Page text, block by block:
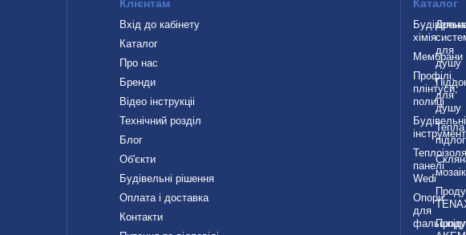
Клієнтам
Вхід до кабінету
Каталог
Про нас
Бренди
Відео інструкціі
Технічний розділ
Блог
Об'єкти
Будівельні рішення
Оплата і доставка
Контакти
Каталог
хімія
Мембрани
Профілі,
плінтуси,
полиці
Будівельні
панелі
Wedi
Опори
для
для
душу
для
душу
Тепла